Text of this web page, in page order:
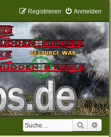
Anmelden
Registrieren
Suche